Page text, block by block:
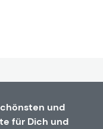
und
für Dich und